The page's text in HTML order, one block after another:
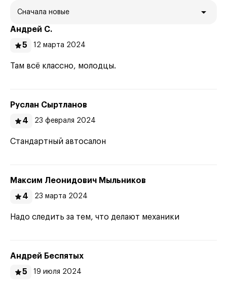
Сначала новые
Андрей С.
5
12 марта 2024
Там всё классно, молодцы.
Руслан Сыртланов
4
23 февраля 2024
Стандартный автосалон
Максим Леонидович Мыльников
4
23 марта 2024
Надо следить за тем, что делают механики
Андрей Беспятых
5
19 июля 2024